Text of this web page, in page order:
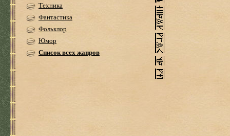
Техника
Фантастика
Фольклор
Юмор
Список всех жанров